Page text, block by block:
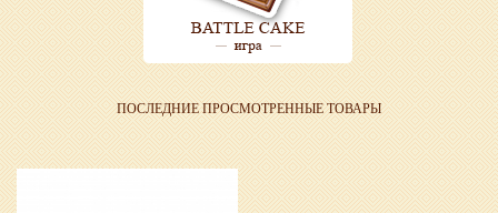
ПОСЛЕДНИЕ ПРОСМОТРЕННЫЕ ТОВАРЫ